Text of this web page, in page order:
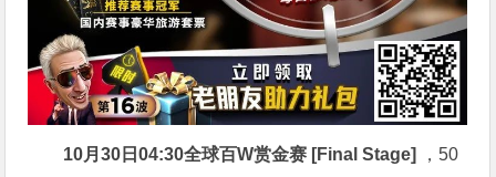
10月30日04:30全球百W赏金赛 [Final Stage]
，50